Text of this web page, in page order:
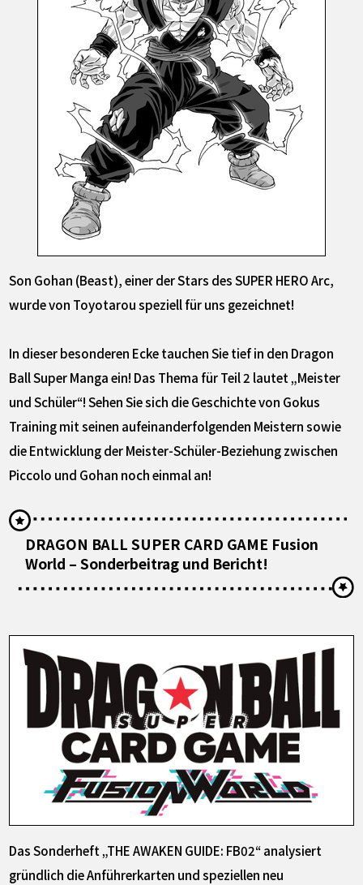
Son Gohan (Beast), einer der Stars des SUPER HERO Arc,
wurde von Toyotarou speziell für uns gezeichnet!
In dieser besonderen Ecke tauchen Sie tief in den Dragon
Ball Super Manga ein! Das Thema für Teil 2 lautet „Meister
und Schüler“! Sehen Sie sich die Geschichte von Gokus
Training mit seinen aufeinanderfolgenden Meistern sowie
die Entwicklung der Meister-Schüler-Beziehung zwischen
Piccolo und Gohan noch einmal an!
DRAGON BALL SUPER CARD GAME Fusion
World – Sonderbeitrag und Bericht!
Das Sonderheft „THE AWAKEN GUIDE: FB02“ analysiert
gründlich die Anführerkarten und speziellen neu